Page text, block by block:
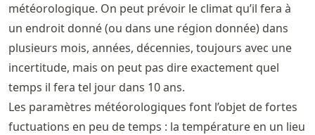
météorologique. On peut prévoir le climat qu’il fera à
un endroit donné (ou dans une région donnée) dans
plusieurs mois, années, décennies, toujours avec une
incertitude, mais on peut pas dire exactement quel
temps il fera tel jour dans 10 ans.
Les paramètres météorologiques font l’objet de fortes
fuctuations en peu de temps : la température en un lieu